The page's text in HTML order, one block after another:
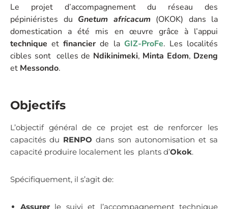
Le projet d’accompagnement du réseau des
pépiniéristes du Gnetum africacum(OKOK) dans la
domestication a été mis en œuvre grâce à l’appui
techniqueetfinancier de la GIZ-ProFe. Les localités
cibles sont celles de Ndikinimeki, Minta Edom, Dzeng
et Messondo.
Objectifs
L’objectif général de ce projet est de renforcer les
capacités du RENPO dans son autonomisation et sa
capacité produire localement les plants d’Okok.
Spécifiquement, il s’agit de:
Assurer le suivi et l’accompagnement technique